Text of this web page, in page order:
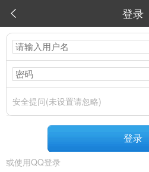
 登录
安全提问(未设置请忽略)
登录
或使用QQ登录